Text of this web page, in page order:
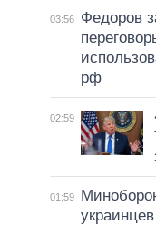
03:56
Федоров
рф
02:59
01:59